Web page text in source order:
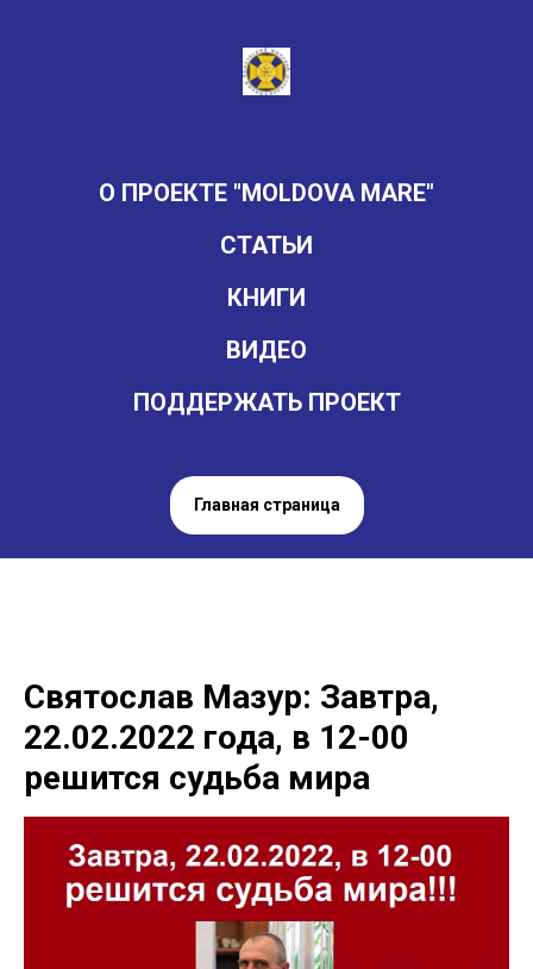
О ПРОЕКТЕ "MOLDOVA MARE"
СТАТЬИ
КНИГИ
ВИДЕО
ПОДДЕРЖАТЬ ПРОЕКТ
Главная страница
Святослав Мазур: Завтра,
22.02.2022 года, в 12-00
решится судьба мира